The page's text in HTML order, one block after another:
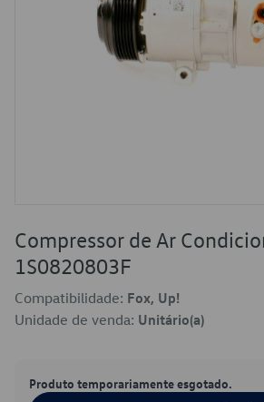
Compressor de Ar
1S0820803F
Compatibilidade: Fox, Up!
Unidade de venda: Unitário(a)
Produto temporariamente esgotado.